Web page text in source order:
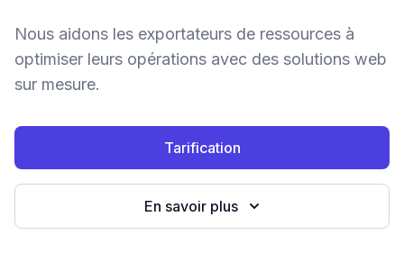
Nous aidons les exportateurs de ressources à
optimiser leurs opérations avec des solutions web
sur mesure.
Tarification
En savoir plus